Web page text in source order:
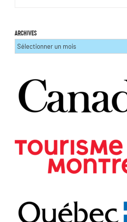
ARCHIVES
ARCHIVES